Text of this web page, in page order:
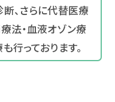
、さらに代替医療
法・血液オゾン療
行っております。